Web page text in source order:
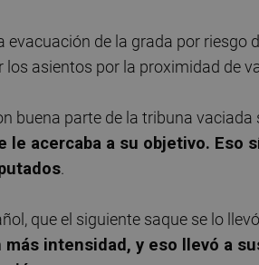
evacuación de la grada por riesgo
los asientos por la proximidad de
buena parte de la tribuna
le acercaba a su objetivo. Eso
.
que el siguiente saque se lo
más intensidad, y eso llevó a